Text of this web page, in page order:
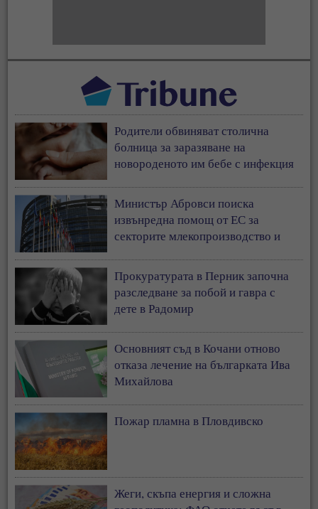
Родители обвиняват столична
болница за заразяване на
новороденото им бебе с инфекция
Министър Абровси поиска
извънредна помощ от ЕС за
секторите млекопроизводство и
Прокуратурата в Перник започна
разследване за побой и гавра с
дете в Радомир
Основният съд в Кочани отново
отказа лечение на българката Ива
Михайлова
Пожар пламна в Пловдивско
Жеги, скъпа енергия и сложна